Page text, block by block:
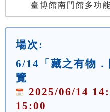
臺博館南門館多功
場次:
6/14「藏之有物
覽
2025/06/14
15:00